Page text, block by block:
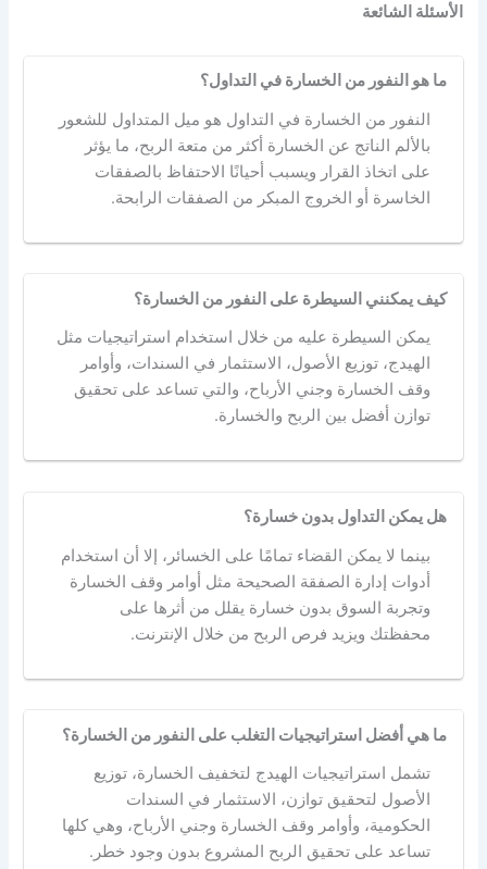
الأسئلة الشائعة
ما هو النفور من الخسارة في التداول؟
النفور من الخسارة في التداول هو ميل المتداول للشعور
بالألم الناتج عن الخسارة أكثر من متعة الربح، ما يؤثر
على اتخاذ القرار ويسبب أحيانًا الاحتفاظ بالصفقات
الخاسرة أو الخروج المبكر من الصفقات الرابحة.
كيف يمكنني السيطرة على النفور من الخسارة؟
يمكن السيطرة عليه من خلال استخدام استراتيجيات مثل
الهيدج، توزيع الأصول، الاستثمار في السندات، وأوامر
وقف الخسارة وجني الأرباح، والتي تساعد على تحقيق
توازن أفضل بين الربح والخسارة.
هل يمكن التداول بدون خسارة؟
بينما لا يمكن القضاء تمامًا على الخسائر، إلا أن استخدام
أدوات إدارة الصفقة الصحيحة مثل أوامر وقف الخسارة
وتجربة السوق بدون خسارة يقلل من أثرها على
محفظتك ويزيد فرص الربح من خلال الإنترنت.
ما هي أفضل استراتيجيات التغلب على النفور من الخسارة؟
تشمل استراتيجيات الهيدج لتخفيف الخسارة، توزيع
الأصول لتحقيق توازن، الاستثمار في السندات
الحكومية، وأوامر وقف الخسارة وجني الأرباح، وهي كلها
تساعد على تحقيق الربح المشروع بدون وجود خطر.